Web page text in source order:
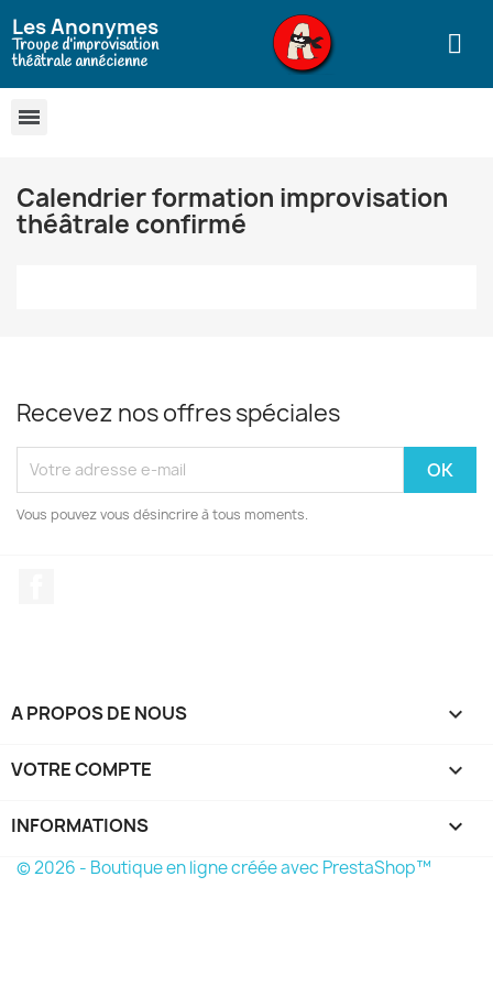
Les Anonymes
Troupe d’improvisation
théâtrale annécienne
Calendrier formation improvisation
théâtrale confirmé
Recevez nos offres spéciales
Vous pouvez vous désincrire à tous moments.
A PROPOS DE NOUS 
VOTRE COMPTE 
INFORMATIONS keyboard_arrow_down
© 2026 - Boutique en ligne créée avec PrestaShop™